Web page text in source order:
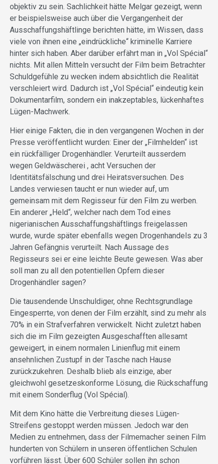
objektiv zu sein. Sachlichkeit hätte Melgar gezeigt, wenn
er beispielsweise auch über die Vergangenheit der
Ausschaffungshäftlinge berichten hätte, im Wissen, dass
viele von ihnen eine „eindrückliche“ kriminelle Karriere
hinter sich haben. Aber darüber erfährt man in „Vol Spécial“
nichts. Mit allen Mitteln versucht der Film beim Betrachter
Schuldgefühle zu wecken indem absichtlich die Realität
verschleiert wird. Dadurch ist „Vol Spécial“ eindeutig kein
Dokumentarfilm, sondern ein inakzeptables, lückenhaftes
Lügen-Machwerk.
Hier einige Fakten, die in den vergangenen Wochen in der
Presse veröffentlicht wurden: Einer der „Filmhelden“ ist
ein rückfälliger Drogenhändler. Verurteilt ausserdem
wegen Geldwäscherei , acht Versuchen der
Identitätsfälschung und drei Heiratsversuchen. Des
Landes verwiesen taucht er nun wieder auf, um
gemeinsam mit dem Regisseur für den Film zu werben.
Ein anderer „Held“, welcher nach dem Tod eines
nigerianischen Ausschaffungshäftlings freigelassen
wurde, wurde später ebenfalls wegen Drogenhandels zu 3
Jahren Gefängnis verurteilt. Nach Aussage des
Regisseurs sei er eine leichte Beute gewesen. Was aber
soll man zu all den potentiellen Opfern dieser
Drogenhändler sagen?
Die tausendende Unschuldiger, ohne Rechtsgrundlage
Eingesperrte, von denen der Film erzählt, sind zu mehr als
70% in ein Strafverfahren verwickelt. Nicht zuletzt haben
sich die im Film gezeigten Ausgeschafften allesamt
geweigert, in einem normalen Linienflug mit einem
ansehnlichen Zustupf in der Tasche nach Hause
zurückzukehren. Deshalb blieb als einzige, aber
gleichwohl gesetzeskonforme Lösung, die Rückschaffung
mit einem Sonderflug (Vol Spécial).
Mit dem Kino hätte die Verbreitung dieses Lügen-
Streifens gestoppt werden müssen. Jedoch war den
Medien zu entnehmen, dass der Filmemacher seinen Film
hunderten von Schülern in unseren öffentlichen Schulen
vorführen lässt. Über 600 Schüler sollen ihn schon